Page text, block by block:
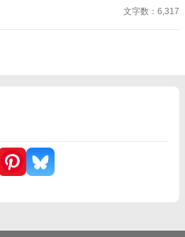
きたス
日、ローレンスが別の令嬢レイアーを懐妊さ
れようと、スノーは何
文字数：6,317